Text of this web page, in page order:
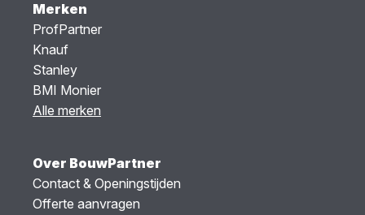
Merken
ProfPartner
Knauf
Stanley
BMI Monier
Alle merken
Over BouwPartner
Contact & Openingstijden
Offerte aanvragen